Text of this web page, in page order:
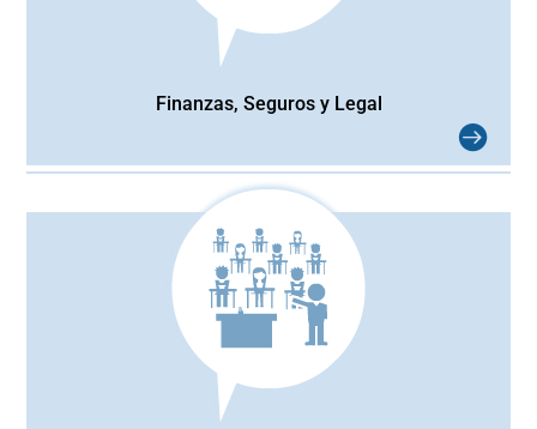
Finanzas, Seguros y Legal